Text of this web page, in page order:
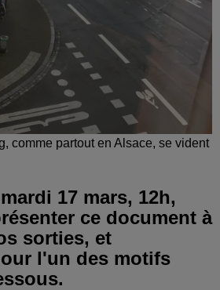
comme partout en Alsace, se vident
17 mars, 12h,
ce document à
sorties, et
l'un des motifs